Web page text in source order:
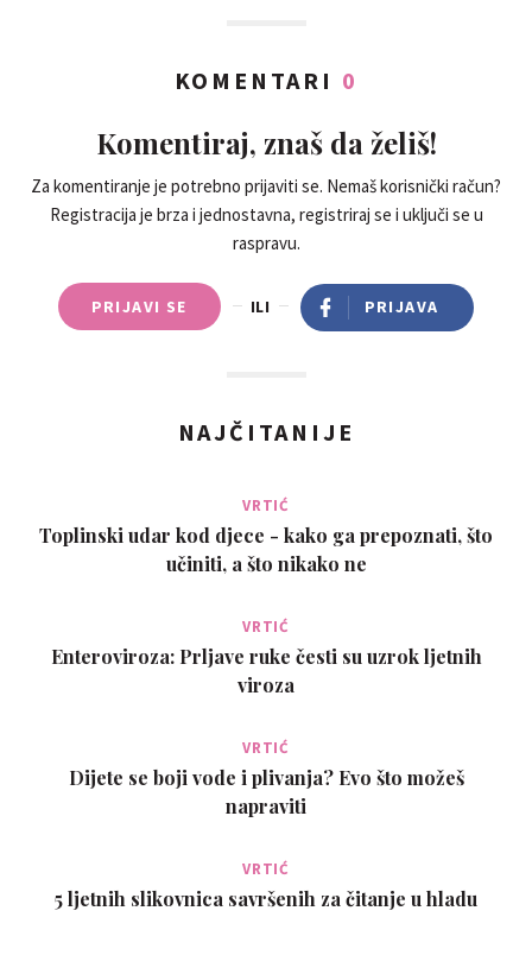
KOMENTARI 0
Komentiraj, znaš da želiš!
Za komentiranje je potrebno prijaviti se. Nemaš korisnički račun?
Registracija je brza i jednostavna, registriraj se i uključi se u
raspravu.
PRIJAVI SE ILI PRIJAVA
NAJČITANIJE
VRTIĆ
Toplinski udar kod djece - kako ga prepoznati, što
učiniti, a što nikako ne
VRTIĆ
Enteroviroza: Prljave ruke česti su uzrok ljetnih
viroza
VRTIĆ
Dijete se boji vode i plivanja? Evo što možeš
napraviti
VRTIĆ
5 ljetnih slikovnica savršenih za čitanje u hladu